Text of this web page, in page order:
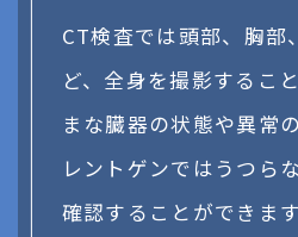
CT検査では頭部、胸部
ど、全身を撮影するこ
まな臓器の状態や異常
レントゲンではうつら
確認することができます